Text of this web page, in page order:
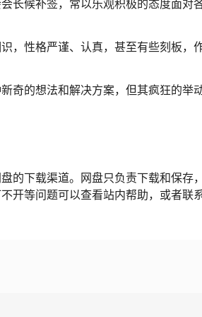
长候补签，常以乐观积极的态度面对
，性格严谨、认真，甚至有些刻板，
奇的想法和解决方案，但其疯狂的举
的下载渠道。网盘只负责下载和保存
开等问题可以查看站内帮助，或者联